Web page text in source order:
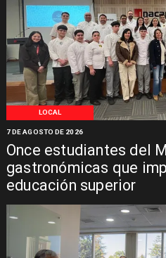
LOCAL
Once estudiantes del
gastronómicas que
educación superior
7 DE AGOSTO DE 2026